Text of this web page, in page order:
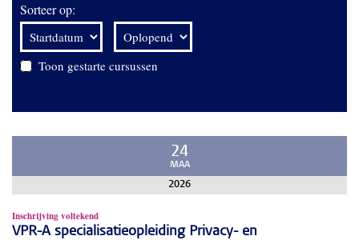
Sorteer op:
Toon gestarte cursussen
24
MAA
2026
Inschrijving voltekend
VPR-A specialisatieopleiding Privacy- en